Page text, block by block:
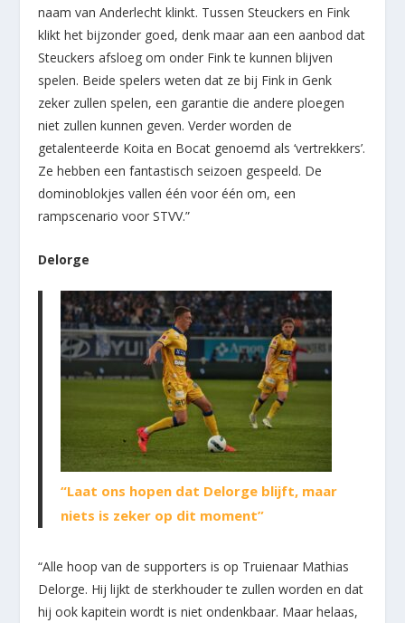
naam van Anderlecht klinkt. Tussen Steuckers en Fink
klikt het bijzonder goed, denk maar aan een aanbod dat
Steuckers afsloeg om onder Fink te kunnen blijven
spelen. Beide spelers weten dat ze bij Fink in Genk
zeker zullen spelen, een garantie die andere ploegen
niet zullen kunnen geven. Verder worden de
getalenteerde Koita en Bocat genoemd als ‘vertrekkers’.
Ze hebben een fantastisch seizoen gespeeld. De
dominoblokjes vallen één voor één om, een
rampscenario voor STVV.”
Delorge
“Laat ons hopen dat Delorge blijft, maar
niets is zeker op dit moment”
“Alle hoop van de supporters is op Truienaar Mathias
Delorge. Hij lijkt de sterkhouder te zullen worden en dat
hij ook kapitein wordt is niet ondenkbaar. Maar helaas,